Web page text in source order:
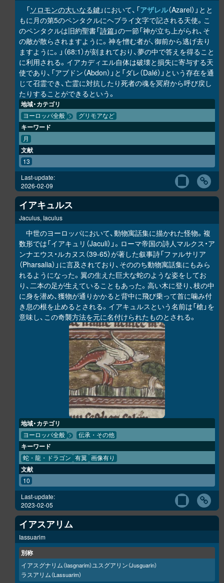
「ソロモンの大いなる鍵 」において、「アザレル（Azarel）」とと
もに月の第5のペンタクルにヘブライ文字で記される天使。こ
のペンタクルは旧約聖書「詩篇」の一節「神が立ち上がられ、そ
の敵が散らされますように。神を憎む者が、御前から逃げ去り
ますように。」（68:1）が刻まれており、夢の中で答えを得ること
に利用される。イアカディエル自体は破壊と損失に寄与する天
使であり、「アブドン（Abdon）」と「ダレ（Dalé）」という存在を通
じて召霊でき、亡霊に対抗したり死者の魂を冥府から呼び戻し
たりすることができるという。
地域・カテゴリ
ヨーロッパ全般 グリモアなど
キーワード
月
文献
13
Last-update:
2026-02-09
イアキュルス
Jaculus, Iaculus
中世のヨーロッパにおいて、動物寓話集に描かれた怪物。複
数形では「イアキュリ（Jaculi）」。ローマ帝国の詩人マルクス・ア
ンナエウス・ルカヌス（39-65）が著した叙事詩「ファルサリア
（Pharsalia）」に言及されており、そののち動物寓話集にもみら
れるようになった。翼の生えた巨大な蛇のような姿をしてお
り、二本の足が生えていることもあった。高い木に登り、枝の中
に身を潜め、獲物が通りかかると背中に飛び乗って首に噛み付
き息の根を止めるとされる。イアキュルスという名前は「槍」を
意味し、この奇襲方法を元に名付けられたものとされる。
地域・カテゴリ
ヨーロッパ全般 伝承・その他
キーワード
蛇・龍・ドラゴン 有翼 画像有り
文献
10
Last-update:
2023-02-05
イアスアリム
Iassuarim
別称
イアスグナリム（Iasgnarim）ユスグアリン（Jusguarin）
ラスアリム（Lassuarim）